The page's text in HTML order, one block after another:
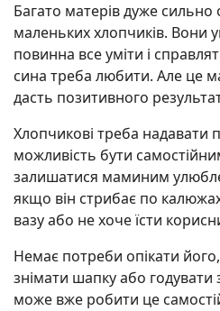
Багато матерів дуже сильно
маленьких хлопчиків. Вони
повинна все уміти і
сина треба любити. Але це
дасть позитивного
Хлопчикові треба надавати
можливість бути
залишатися маминим
якщо він стрибає по
вазу або не хоче їсти
Немає потреби опікати
знімати шапку або годувати
може вже робити це